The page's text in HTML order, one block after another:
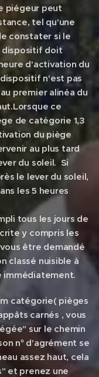
piégeur peut
tel qu'une
constater si le
dispositif doit
d'activation du
n'est pas
premier alinéa du
ce
de catégorie 1,3
du piège
au plus tard
du soleil. Si
le lever du soleil,
les 5 heures
tous les jours de
y compris les
être demandé
classé nuisible à
immédiatement.
catégorie( pièges
carnés , vous
sur le chemin
n° d'agrément se
assez haut, cela
et prenez une